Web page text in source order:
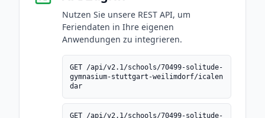
Nutzen Sie unsere REST API, um
Feriendaten in Ihre eigenen
Anwendungen zu integrieren.
GET /api/v2.1/schools/70499-solitude-
gymnasium-stuttgart-weilimdorf/icalen
dar
GET /api/v2.1/schools/70499-solitude-